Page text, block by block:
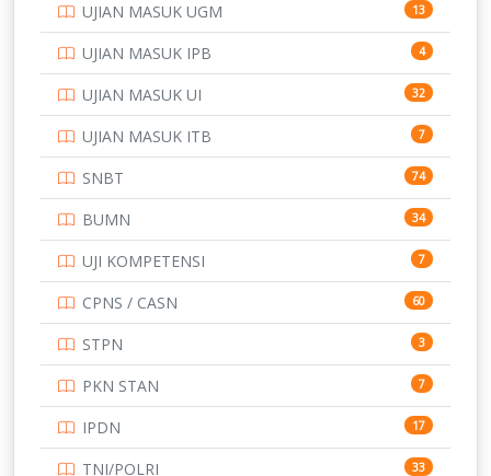
SMA 146
SMK 231
SMP 134
STIP 2
153
345
UNIVERSITAS AIRLANGGA 15
16
15
15
14
UJIAN MASUK UGM 13
UJIAN MASUK IPB 4
UJIAN MASUK UI 32
UJIAN MASUK ITB 7
SNBT 74
BUMN 34
UJI KOMPETENSI 7
CPNS / CASN 60
STPN 3
PKN STAN 7
IPDN 17
TNI/POLRI 33